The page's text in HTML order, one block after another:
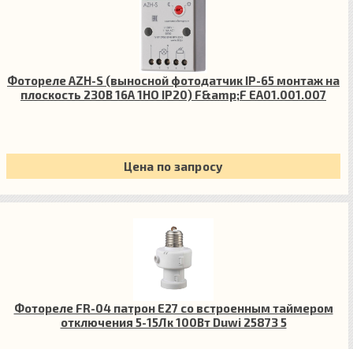
Фотореле AZH-S (выносной фотодатчик IP-65 монтаж на
плоскость 230В 16А 1НО IP20) F&amp;F EA01.001.007
Цена по запросу
Фотореле FR-04 патрон E27 со встроенным таймером
отключения 5-15Лк 100Вт Duwi 25873 5